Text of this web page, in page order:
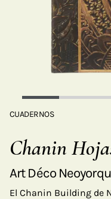
CUADERNOS
Chanin
Art Déco
El Chanin Building de